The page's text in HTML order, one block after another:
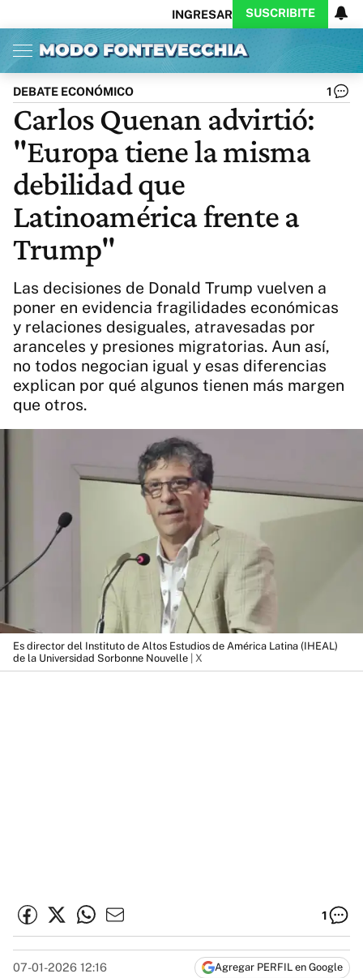
INGRESAR SUSCRIBITE
Inicio Ahora
Opinión
Política
Ciencia
Protagonistas
Cultura
Arte
Educación
Internacional
Clima
Deportes
CARAS
Exitoina
Turismo
Videos
Córdoba
Business
Noticias
Caras
Exitoina
Diario del Juicio
Actualidad
DEBATE ECONÓMICO 1
Carlos Quenan advirtió:
"Europa tiene la misma
debilidad que
Latinoamérica frente a
Trump"
Las decisiones de Donald Trump vuelven a
poner en evidencia fragilidades económicas
y relaciones desiguales, atravesadas por
aranceles y presiones migratorias. Aun así,
no todos negocian igual y esas diferencias
explican por qué algunos tienen más margen
que otros.
Es director del Instituto de Altos Estudios de América Latina (IHEAL)
de la Universidad Sorbonne Nouvelle | X
1
07-01-2026 12:16 Agregar PERFIL en Google